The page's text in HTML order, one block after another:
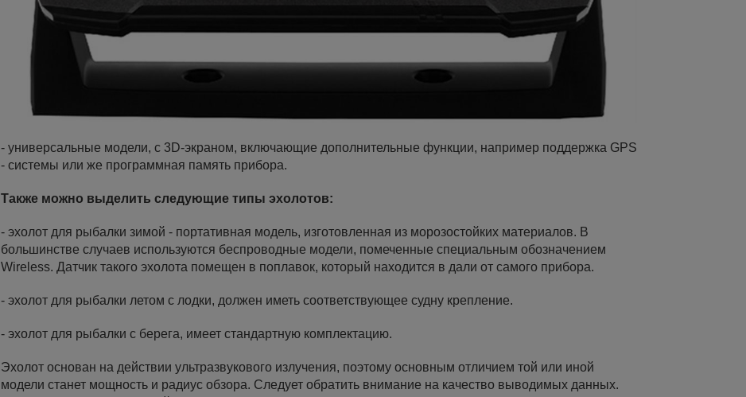
- универсальные модели, с 3D-экраном, включающие дополнительные функции, например поддержка GPS
- системы или же программная память прибора.
Также можно выделить следующие типы эхолотов:
- эхолот для рыбалки зимой - портативная модель, изготовленная из морозостойких материалов. В
большинстве случаев используются беспроводные модели, помеченные специальным обозначением
Wireless. Датчик такого эхолота помещен в поплавок, который находится в дали от самого прибора.
- эхолот для рыбалки летом с лодки, должен иметь соответствующее судну крепление.
- эхолот для рыбалки с берега, имеет стандартную комплектацию.
Эхолот основан на действии ультразвукового излучения, поэтому основным отличием той или иной
модели станет мощность и радиус обзора. Следует обратить внимание на качество выводимых данных.